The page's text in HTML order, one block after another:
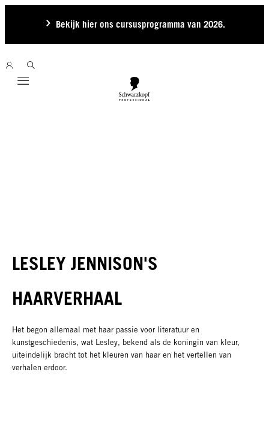
Bekijk hier ons cursusprogramma van 2026.
Mobile navigation
LESLEY JENNISON'S
HAARVERHAAL
Het begon allemaal met haar passie voor literatuur en
kunstgeschiedenis, wat Lesley, bekend als de koningin van kleur,
uiteindelijk bracht tot het kleuren van haar en het vertellen van
verhalen erdoor.